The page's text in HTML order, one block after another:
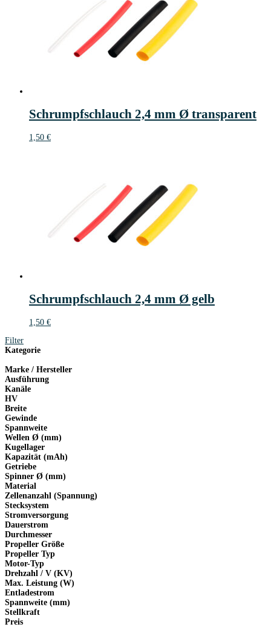
Schrumpfschlauch 2,4 mm Ø transparent
1,50 €
Schrumpfschlauch 2,4 mm Ø gelb
1,50 €
Filter
Kategorie
Marke / Hersteller
Ausführung
Kanäle
HV
Breite
Gewinde
Spannweite
Wellen Ø (mm)
Kugellager
Kapazität (mAh)
Getriebe
Spinner Ø (mm)
Material
Zellenanzahl (Spannung)
Stecksystem
Stromversorgung
Dauerstrom
Durchmesser
Propeller Größe
Propeller Typ
Motor-Typ
Drehzahl / V (KV)
Max. Leistung (W)
Entladestrom
Spannweite (mm)
Stellkraft
Preis